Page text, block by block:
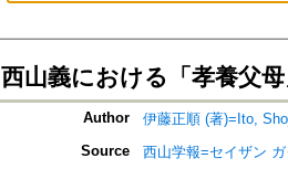
西山義における「孝養父
Author
伊藤正順 (著)=Ito,
Source
西山学報=セイザン